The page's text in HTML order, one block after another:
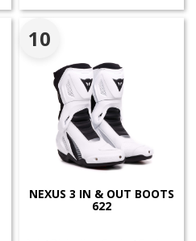
10
NEXUS 3 IN & OUT BOOTS
622